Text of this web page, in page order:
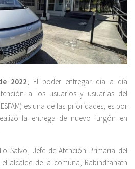
2022; El poder entregar día a día
a los usuarios y usuarias del
es una de las prioridades, es por
la entrega de nuevo furgón en
Salvo, Jefe de Atención Primaria del
alcalde de la comuna, Rabindranath